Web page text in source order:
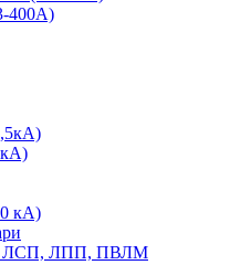
400А)
кА)
ЛСП, ЛПП, ПВЛМ